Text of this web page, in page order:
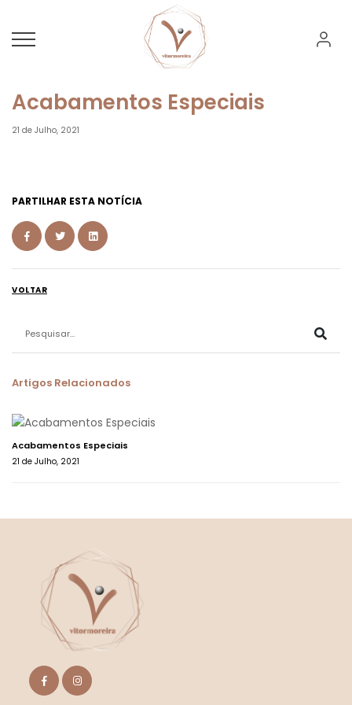
Acabamentos Especiais
21 de Julho, 2021
PARTILHAR ESTA NOTÍCIA
VOLTAR
Artigos Relacionados
Acabamentos Especiais
21 de Julho, 2021